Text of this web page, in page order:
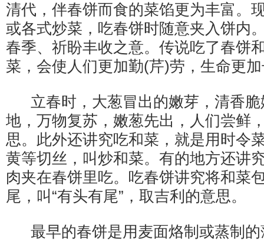
清代，伴春饼而食的菜馅更为丰富。
或各式炒菜，吃春饼时随意夹入饼内
春季、祈盼丰收之意。传说吃了春饼
菜，会使人们更加勤(芹)劳，生命更
立春时，大葱冒出的嫩芽，清香脆
地，万物复苏，嫩葱先出，人们尝鲜
思。此外还讲究吃和菜，就是用时令
黄等切丝，叫炒和菜。有的地方还讲
肉夹在春饼里吃。吃春饼讲究将和菜
尾，叫“有头有尾”，取吉利的意思。
最早的春饼是用麦面烙制或蒸制的